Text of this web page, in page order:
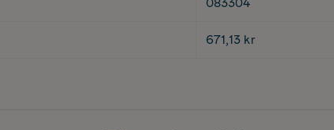
083304
671,13 kr